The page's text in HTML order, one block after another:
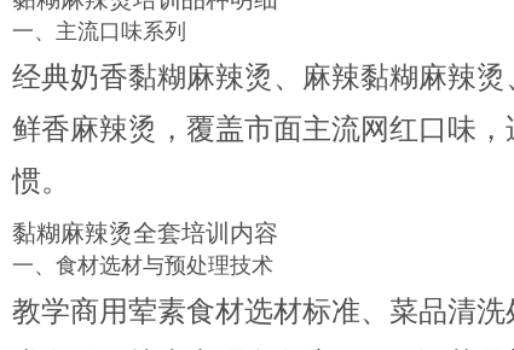
一、主流口味系列
经典奶香黏糊麻辣烫、麻辣黏糊麻辣
鲜香麻辣烫，覆盖市面主流网红口味
惯。
黏糊麻辣烫全套培训内容
一、食材选材与预处理技术
教学商用荤素食材选材标准、菜品清